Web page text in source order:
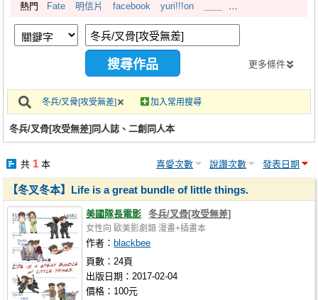
交流中心
攤位轉讓區
會員中心
註冊會員
登入
熱門 Fate 明信片 facebook yuri!!!on
更多條件
冬兵/叉骨[攻受無差] 加入常用搜尋
冬兵/叉骨[攻受無差]同人誌、二創同人本
共 1本 喜愛次數 說讚次數 發表日期
【冬叉冬本】Life is a great bundle of little things.
美國隊長電影 冬兵/叉骨[攻受無差]
女性向 歐美影劇類 漫畫+插畫本
作者： blackbee
頁數：24頁
出版日期：2017-02-04
價格：100元